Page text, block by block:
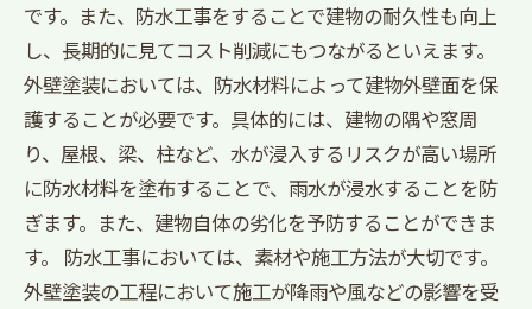
です。また、防水工事をすることで建物の耐久性も向上
し、長期的に見てコスト削減にもつながるといえます。
外壁塗装においては、防水材料によって建物外壁面を保
護することが必要です。具体的には、建物の隅や窓周
り、屋根、梁、柱など、水が浸入するリスクが高い場所
に防水材料を塗布することで、雨水が浸水することを防
ぎます。また、建物自体の劣化を予防することができま
す。 防水工事においては、素材や施工方法が大切です。
外壁塗装の工程において施工が降雨や風などの影響を受